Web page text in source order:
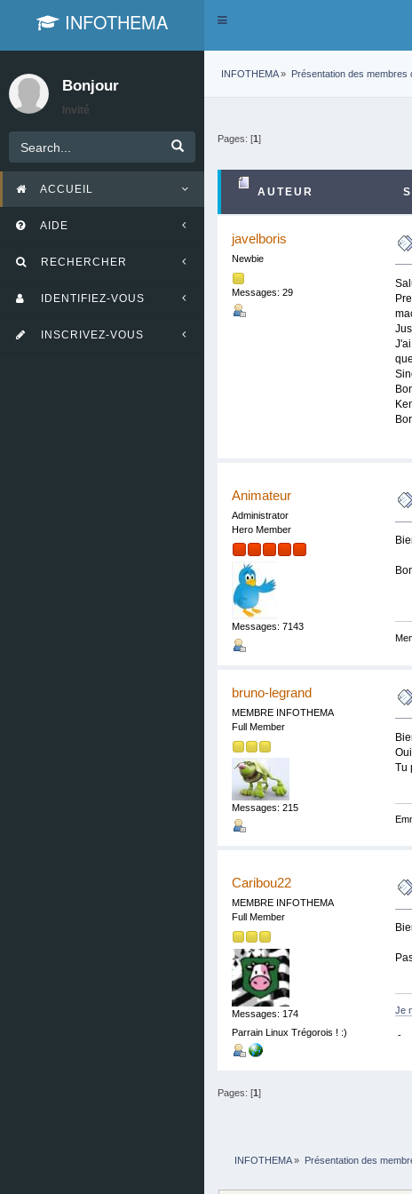
INFOTHEMA
Toggle
Bonjour
Invité
ACCUEIL
AIDE
RECHERCHER
IDENTIFIEZ-VOUS
INSCRIVEZ-VOUS
INFOTHEMA» Présentation des membres
Pages: [1]
AUTEUR
javelboris
Newbie
Messages: 29
Animateur
Administrator
Hero Member
Messages: 7143
bruno-legrand
MEMBRE INFOTHEMA
Full Member
Messages: 215
Tu
Caribou22
MEMBRE INFOTHEMA
Full Member
Messages: 174
Parrain Linux Trégorois ! :)
Je
-
Pages: [1]
INFOTHEMA» Présentation des